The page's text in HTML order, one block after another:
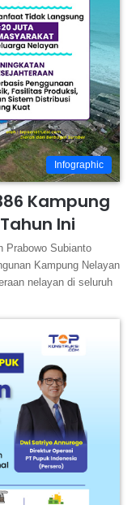
Infographic
Kampung
Ini
Prabowo Subianto
Kampung Nelayan
nelayan di seluruh